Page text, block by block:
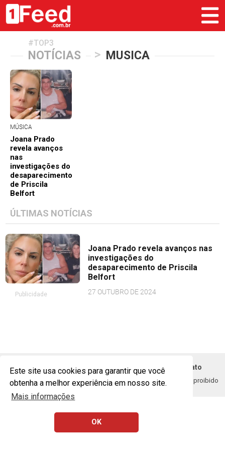
Este site usa cookies para garantir que você
obtenha a melhor experiência em nosso site.
Mais informações
OK
#TOP3
NOTÍCIAS > MUSICA
MÚSICA
Joana Prado
revela avanços
nas
investigações do
desaparecimento
de Priscila
Belfort
ÚLTIMAS NOTÍCIAS
Joana Prado revela avanços nas
investigações do
desaparecimento de Priscila
Belfort
27 OUTUBRO DE 2024
Publicidade
Política de Privacidade Remoção DMCA - Contato
Copyright © 2020 - 2026 1FEED. Todos os direitos resercados (É proibido
copiar e reproduzir os conteúdos sem autorização)